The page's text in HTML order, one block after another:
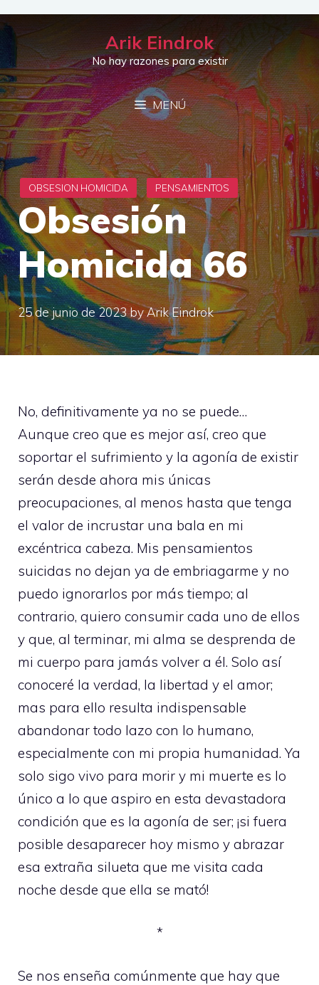
Saltar
al
contenido
Arik Eindrok
No hay razones para existir
MENÚ
Obsesión
Homicida 66
25 de junio de 2023byArik Eindrok
No, definitivamente ya no se puede…
Aunque creo que es mejor así, creo que
soportar el sufrimiento y la agonía de existir
serán desde ahora mis únicas
preocupaciones, al menos hasta que tenga
el valor de incrustar una bala en mi
excéntrica cabeza. Mis pensamientos
suicidas no dejan ya de embriagarme y no
puedo ignorarlos por más tiempo; al
contrario, quiero consumir cada uno de ellos
y que, al terminar, mi alma se desprenda de
mi cuerpo para jamás volver a él. Solo así
conoceré la verdad, la libertad y el amor;
mas para ello resulta indispensable
abandonar todo lazo con lo humano,
especialmente con mi propia humanidad. Ya
solo sigo vivo para morir y mi muerte es lo
único a lo que aspiro en esta devastadora
condición que es la agonía de ser; ¡si fuera
posible desaparecer hoy mismo y abrazar
esa extraña silueta que me visita cada
noche desde que ella se mató!
*
Se nos enseña comúnmente que hay que